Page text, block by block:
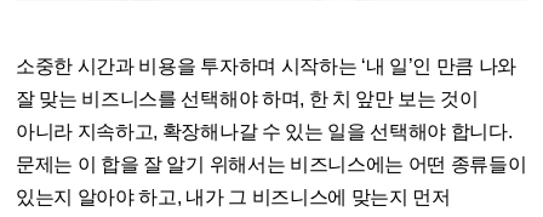
소중한 시간과 비용을 투자하며 시작하는 ‘내 일’인 만큼 나와
잘 맞는 비즈니스를 선택해야 하며, 한 치 앞만 보는 것이
아니라 지속하고, 확장해나갈 수 있는 일을 선택해야 합니다.
문제는 이 합을 잘 알기 위해서는 비즈니스에는 어떤 종류들이
있는지 알아야 하고, 내가 그 비즈니스에 맞는지 먼저